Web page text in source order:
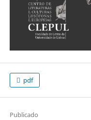
pdf
Publicado